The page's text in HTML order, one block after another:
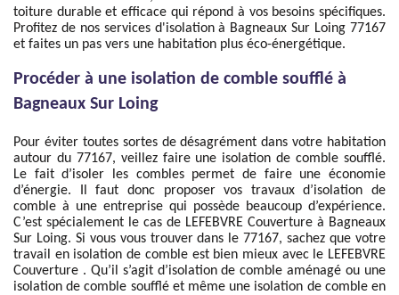
toiture durable et efficace qui répond à vos besoins spécifiques.
Profitez de nos services d'isolation à Bagneaux Sur Loing 77167
et faites un pas vers une habitation plus éco-énergétique.
Procéder à une isolation de comble soufflé à
Bagneaux Sur Loing
Pour éviter toutes sortes de désagrément dans votre habitation
autour du 77167, veillez faire une isolation de comble soufflé.
Le fait d’isoler les combles permet de faire une économie
d’énergie. Il faut donc proposer vos travaux d’isolation de
comble à une entreprise qui possède beaucoup d’expérience.
C’est spécialement le cas de LEFEBVRE Couverture à Bagneaux
Sur Loing. Si vous vous trouver dans le 77167, sachez que votre
travail en isolation de comble est bien mieux avec le LEFEBVRE
Couverture . Qu’il s’agit d’isolation de comble aménagé ou une
isolation de comble soufflé et même une isolation de comble en